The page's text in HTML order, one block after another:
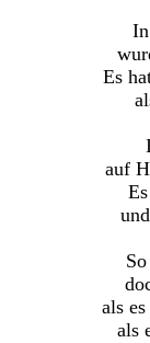
Es
auf
als
als